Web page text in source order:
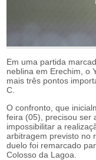
Em uma partida
neblina em Erechim, o
mais três pontos
C.
O confronto, que
feira (05), precisou ser
impossibilitar a
arbitragem previsto no
duelo foi remarcado
Colosso da Lagoa.